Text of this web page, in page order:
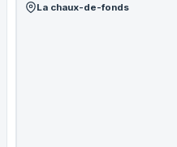
La chaux-de-fonds